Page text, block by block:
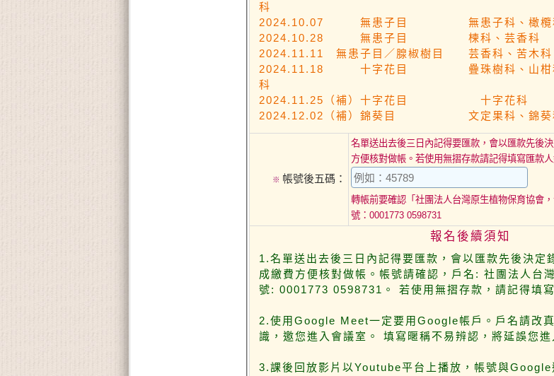
科
2024.10.07 無患子目 無患子科、橄欖科
2024.10.28 無患子目 楝科、芸香科
2024.11.11 無患子目／腺椒樹目 芸香科、苦木科
2024.11.18 十字花目 疊珠樹科、山柑科、
科
2024.11.25（補）十字花目 十字花科
2024.12.02（補）錦葵目 文定果科、錦葵科
※ 帳號後五碼：
名單送出去後三日內記得要匯款，會以匯款先後
方便核對做帳。若使用無摺存款請記得填寫匯款人
轉帳前要確認「社團法人台灣原生植物保育協會
號：0001773 0598731
報名後續須知
1.名單送出去後三日內記得要匯款，會以匯款先後決定
成繳費方便核對做帳。帳號請確認，戶名: 社團法人台
號: 0001773 0598731。 若使用無摺存款，請記得填寫
2.使用Google Meet一定要用Google帳戶。戶名請改
識，邀您進入會議室。 填寫暱稱不易辨認，將延誤您進
3.課後回放影片以Youtube平台上播放，帳號與Google